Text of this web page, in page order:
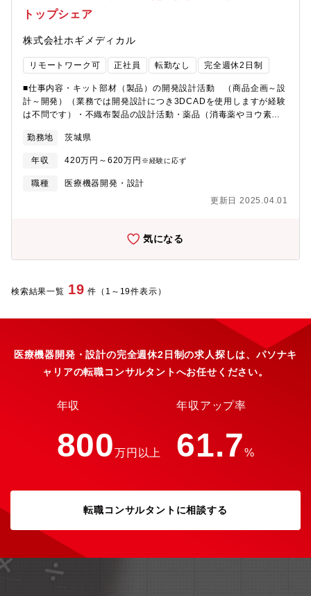
トップシェア
株式会社ホギメディカル
リモートワーク可 正社員 転勤なし 完全週休2日制
■仕事内容・キット部材（製品）の開発設計活動 （商品企画～設
計～開発）（業務では開発設計につき3DCADを使用しますが経験
は不問です）・不織布製品の設計活動・薬品（消毒薬やヨウ素
ボ的な事ではなく、『モノづくり』に近い業務となります。■入社
後のプロセスまずは開発部門全般の業務をお任せし、一通り業務
になれていただいたら専門の製品設計を担当いただきます。■組織
構成現在は22名（男性17名・女性5名）で構成されております。■
に携わる事ができます・製品ごとにチームで担当を持つため、開
に残業管理をしっかり行っており、部署平均残業時間は月15時間
程度。ワークライフバランスを重視しながら、業務範囲が広く
様々な業務にチャレンジすることが可能です。■同社について東証
内で他社に先駆けてメッキンバッグの製造を開始し、その後米 国
用キット製 品も発売。医療現場の生の声を製品にし、今まで無か
った製品を医療の現 場に提供すべく、開発に力を入れておりま
す。■国内随一のシェアを誇る医療関連製品医療施設の経営合理化
と患者及び医療スタッフの安全に寄与する製品の開発・供給を行
っています。製品一例は以下の通りです。・医療キット…手術や
マイズできる点が特徴。・オペラマスター…コスト管理から製品
ープなど医療用不織布製品。・滅菌用品類…メッキンバッグじゃ
国産開発第一号「滅菌用保管パッケージ」の代名詞です。
勤務地 茨城県
年収 420万円～620万円 ※経験に応ず
職種
医療機器開発・設計
更新日 2025.04.01
気になる
検索結果一覧 19 件（1～19件表示）
医療機器開発・設計の完全週休2日制の求人探しは、パソナキ
ャリアの転職コンサルタントへお任せください。
年収
800万円以上
年収アップ率
61.7%
転職コンサルタントに相談する